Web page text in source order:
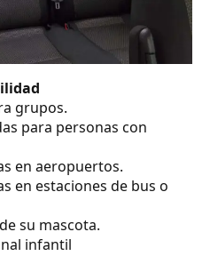
grupos.
para personas con
en aeropuertos.
en estaciones de bus o
su mascota.
infantil